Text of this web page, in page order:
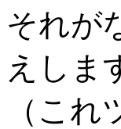
それが
えしま
（こ